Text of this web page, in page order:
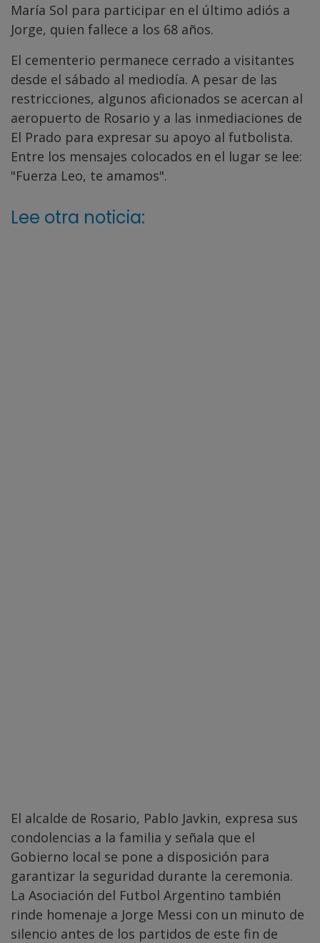
María Sol para participar en el último adiós a
Jorge, quien fallece a los 68 años.
El cementerio permanece cerrado a visitantes
desde el sábado al mediodía. A pesar de las
restricciones, algunos aficionados se acercan al
aeropuerto de Rosario y a las inmediaciones de
El Prado para expresar su apoyo al futbolista.
Entre los mensajes colocados en el lugar se lee:
"Fuerza Leo, te amamos".
Lee otra noticia:
El alcalde de Rosario, Pablo Javkin, expresa sus
condolencias a la familia y señala que el
Gobierno local se pone a disposición para
garantizar la seguridad durante la ceremonia.
La Asociación del Futbol Argentino también
rinde homenaje a Jorge Messi con un minuto de
silencio antes de los partidos de este fin de